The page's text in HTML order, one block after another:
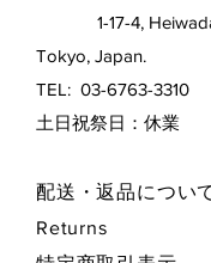
1-17-4,
Tokyo, Japan.
TEL: 03-6763-3310
​土日祝祭日：休業
配送・返品につい
Returns